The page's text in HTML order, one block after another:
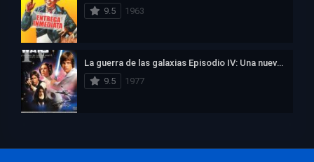
9.5
1963
La guerra de las galaxias Episodio IV: Una nueva esperanza
9.5
1977